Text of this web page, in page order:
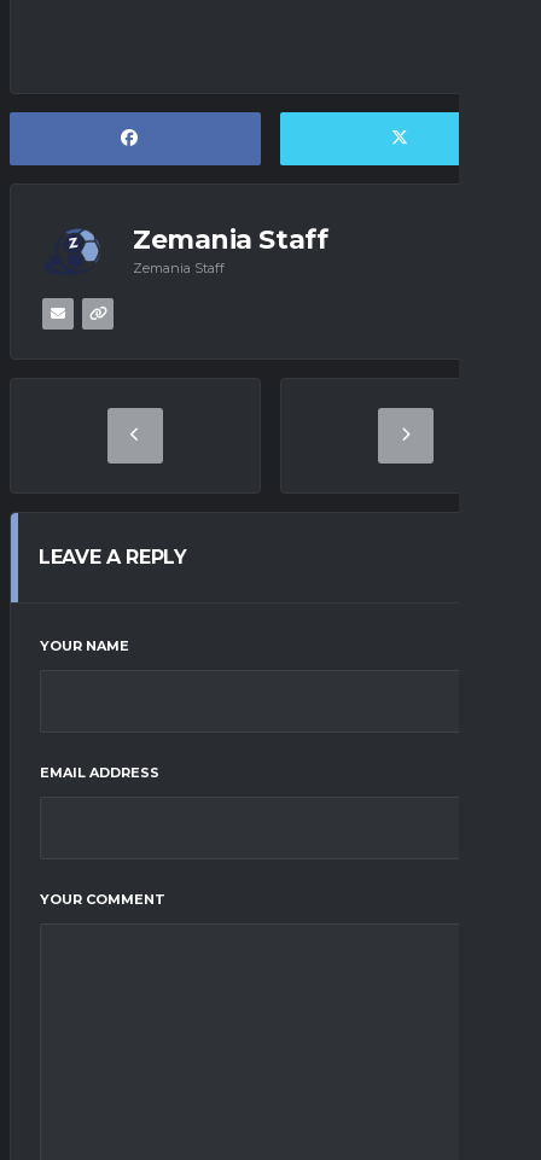
Zemania Staff
Zemania Staff
LEAVE A REPLY
YOUR NAME
EMAIL ADDRESS
YOUR COMMENT